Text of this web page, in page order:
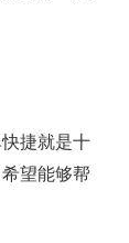
捷就是十
望能够帮